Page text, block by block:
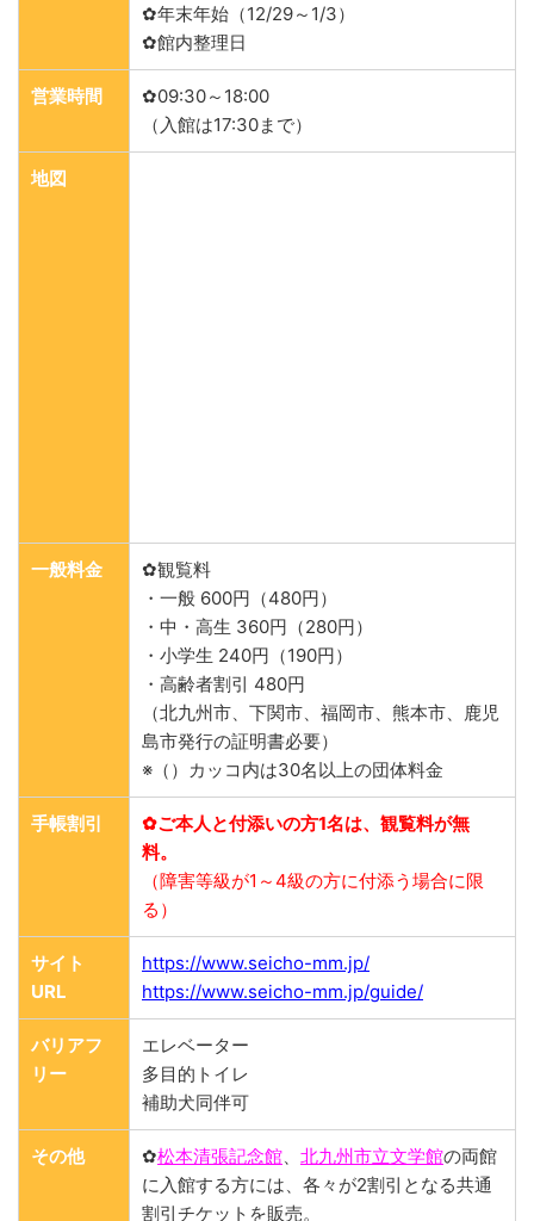
✿年末年始（12/29～1/3）
✿館内整理日
営業時間
✿09:30～18:00
（入館は17:30まで）
地図
一般料金
✿観覧料
・一般 600円（480円）
・中・高生 360円（280円）
・小学生 240円（190円）
・高齢者割引 480円
（北九州市、下関市、福岡市、熊本市、鹿児
島市発行の証明書必要）
※（）カッコ内は30名以上の団体料金
手帳割引
✿ご本人と付添いの方1名は、観覧料が無
料。
（障害等級が1～4級の方に付添う場合に限
る）
サイト
URL
https://www.seicho-mm.jp/
https://www.seicho-mm.jp/guide/
バリアフ
リー
エレベーター
多目的トイレ
補助犬同伴可
その他 ✿松本清張記念館 北九州市立文学館の両館
に入館する方には、各々が2割引となる共通
割引チケットを販売。